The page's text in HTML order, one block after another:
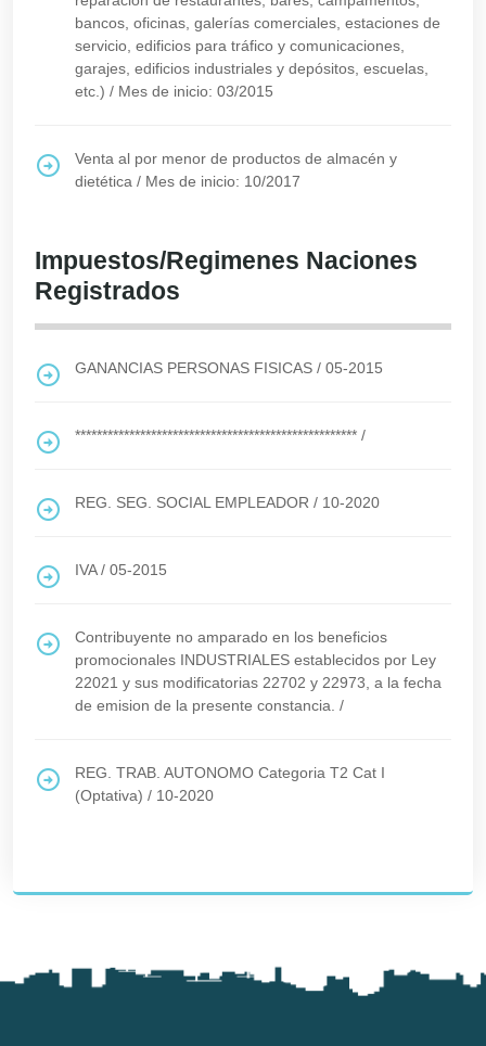
bancos, oficinas, galerías comerciales, estaciones de
servicio, edificios para tráfico y comunicaciones,
garajes, edificios industriales y depósitos, escuelas,
etc.) / Mes de inicio: 03/2015
Venta al por menor de productos de almacén y
dietética / Mes de inicio: 10/2017
Impuestos/Regimenes Naciones
Registrados
GANANCIAS PERSONAS FISICAS / 05-2015
**************************************************** /
REG. SEG. SOCIAL EMPLEADOR / 10-2020
IVA/ 05-2015
Contribuyente no amparado en los beneficios
promocionales INDUSTRIALES establecidos por Ley
22021 y sus modificatorias 22702 y 22973, a la fecha
de emision de la presente constancia. /
REG. TRAB. AUTONOMO Categoria T2 Cat I
(Optativa) / 10-2020